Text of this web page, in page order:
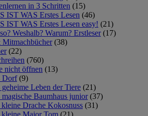
in 3 Schritten (15)
IST WAS Erstes Lesen (46)
IST WAS Erstes Lesen easy! (21)
Weshalb? Warum? Erstleser (17)
Mitmachbücher (38)
(22)
(760)
nicht öffnen (13)
Dorf (9)
geheime Leben der Tiere (21)
magische Baumhaus junior (37)
Drache Kokosnuss (31)
Major Tom (21)